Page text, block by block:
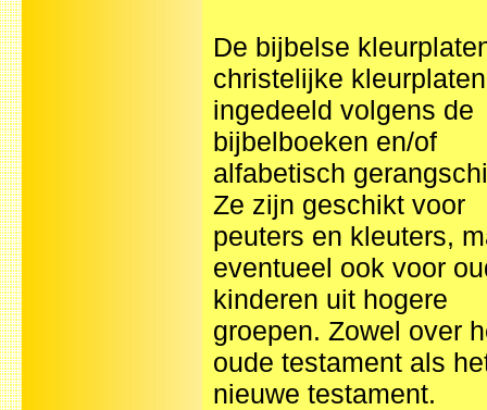
De bijbelse
christelijke
ingedeeld volgens de
bijbelboeken en/of
alfabetisch
Ze zijn geschikt voor
peuters en kleuters,
eventueel ook voor
kinderen uit hogere
groepen. Zowel over
oude testament als
nieuwe testament.